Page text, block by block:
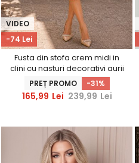
-74 Lei
VIDEO
Fusta din stofa crem midi in
clini cu nasturi decorativi aurii
- StarShinerS
PREȚ PROMO -31%
165,99 Lei 239,99 Lei